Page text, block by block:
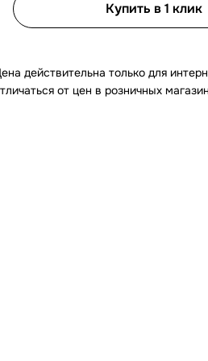
Купить в 1 клик
действительна только для
от цен в розничных